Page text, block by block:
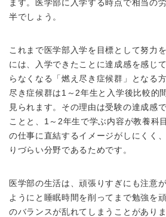
ます。医学部に入学する時点で相当の
半でしょう。
これまで医学部入学を目標として努力
には、入学できたことに達成感を感じ
らなくなる「燃え尽き症候群」となる
尽き症候群は1～2年生と入学後比較的
見られます。その理由は受験の達成感
ことと、1～2年生で学ぶ内容が教養科
の仕事に直結するイメージがしにくく
りづらい分野であるためです。
医学部の生活は、頑張りすぎにも注意
ようにと睡眠時間を削ってまで勉強を
のバランスが乱れてしまうことがあり